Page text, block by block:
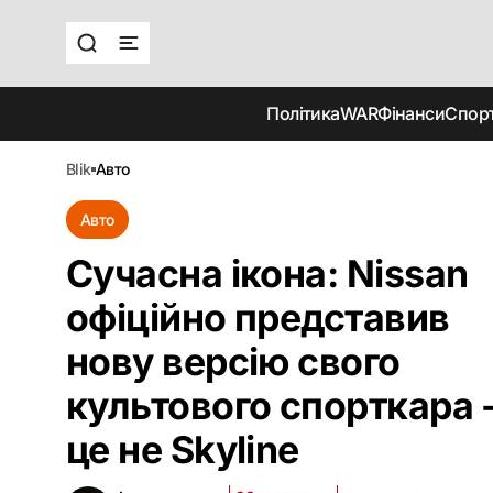
ПолітикаWARФінанси
blik авто
Авто
Сучасна ікона: Nissan
офіційно представив
нову версію свого
культового спорткара
це не Skyline